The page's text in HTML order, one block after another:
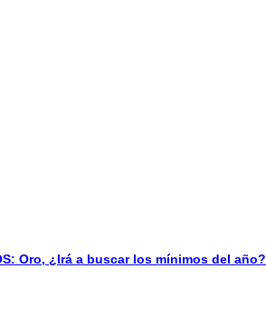
Oro, ¿Irá a buscar los mínimos del año?